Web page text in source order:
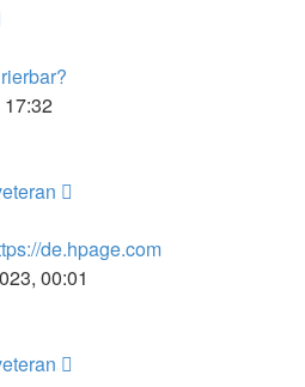
17:32
de.hpage.com
00:01